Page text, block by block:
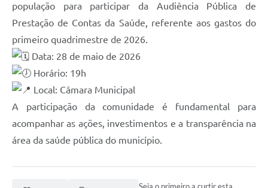
população para participar da Audiência Pública de
Prestação de Contas da Saúde, referente aos gastos do
primeiro quadrimestre de 2026.
Data: 28 de maio de 2026
Horário: 19h
Local: Câmara Municipal
A participação da comunidade é fundamental para
acompanhar as ações, investimentos e a transparência na
área da saúde pública do município.